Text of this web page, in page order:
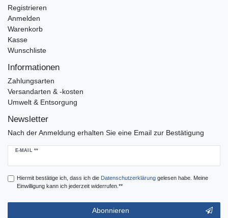
Registrieren
Anmelden
Warenkorb
Kasse
Wunschliste
Informationen
Zahlungsarten
Versandarten & -kosten
Umwelt & Entsorgung
Newsletter
Nach der Anmeldung erhalten Sie eine Email zur Bestätigung
E-MAIL **
Newsletter
Hiermit bestätige ich, dass ich die Daten­schutz­erklärunggelesen habe. Meine
Einwilligung kann ich jederzeit widerrufen.**
Abonnieren